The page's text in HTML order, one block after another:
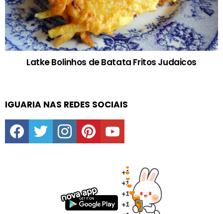
Latke Bolinhos de Batata Fritos Judaicos
IGUARIA NAS REDES SOCIAIS
facebooktwitter instagrampinterestyoutube